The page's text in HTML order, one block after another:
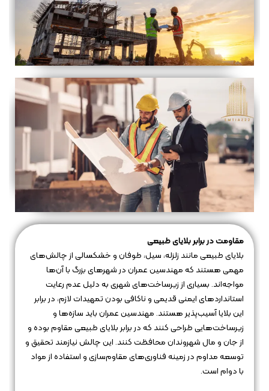
مقاومت در برابر بلایای طبیعی
بلایای طبیعی مانند زلزله، سیل، طوفان و خشکسالی از چالش‌های
مهمی هستند که مهندسین عمران در شهرهای بزرگ با آن‌ها
مواجه‌اند. بسیاری از زیرساخت‌های شهری به دلیل عدم رعایت
استانداردهای ایمنی قدیمی و ناکافی بودن تمهیدات لازم، در برابر
این بلایا آسیب‌پذیر هستند. مهندسین عمران باید سازه‌ها و
زیرساخت‌هایی طراحی کنند که در برابر بلایای طبیعی مقاوم بوده و
از جان و مال شهروندان محافظت کنند. این چالش نیازمند تحقیق و
توسعه مداوم در زمینه فناوری‌های مقاوم‌سازی و استفاده از مواد
با دوام است.